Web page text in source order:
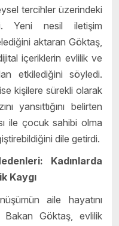
tercihler üzerindeki
Yeni nesil iletişim
aktaran Göktaş,
içeriklerin evlilik ve
etkilediğini söyledi.
kişilere sürekli olarak
yansıttığını belirten
ile çocuk sahibi olma
dile getirdi.
Kadınlarda
Kaygı
aile hayatını
Bakan Göktaş, evlilik